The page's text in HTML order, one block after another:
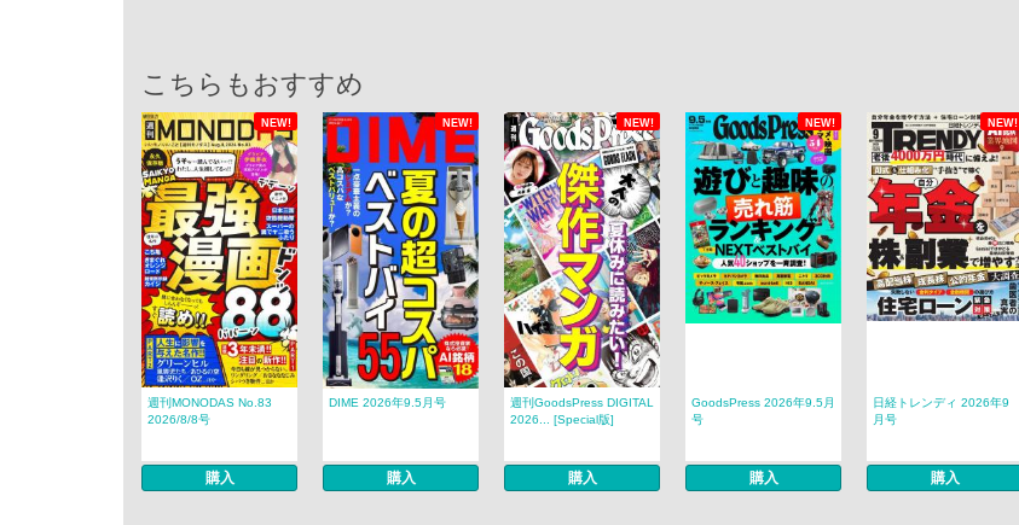
こちらもおすすめ
NEW! NEW! NEW! NEW! NEW!
週刊MONODAS No.83
2026/8/8号
購入
DIME 2026年9.5月号
購入
週刊GoodsPress DIGITAL
2026... [Special版]
購入
GoodsPress 2026年9.5月
号
購入
日経トレンディ 2026年9
月号
購入